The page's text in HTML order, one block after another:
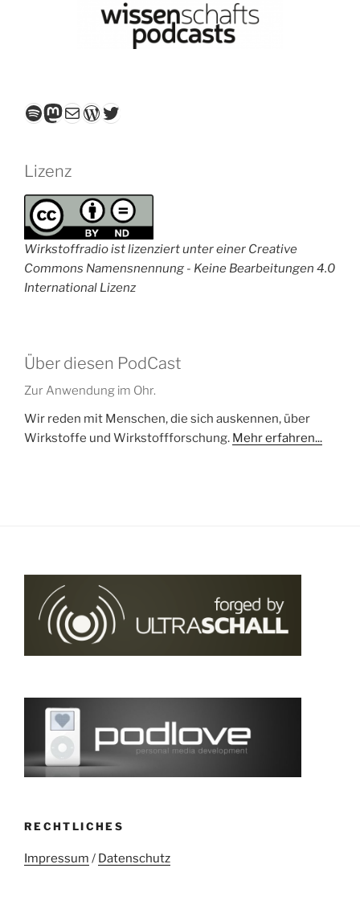
Spotify
Mastodon
E-MailWordPress
Twitter
Lizenz
Wirkstoffradio ist lizenziert unter einer Creative
Commons Namensnennung - Keine Bearbeitungen 4.0
International Lizenz
Über diesen PodCast
Zur Anwendung im Ohr.
Wir reden mit Menschen, die sich auskennen, über
Wirkstoffe und Wirkstoffforschung. Mehr erfahren...
RECHTLICHES
Impressum / Datenschutz